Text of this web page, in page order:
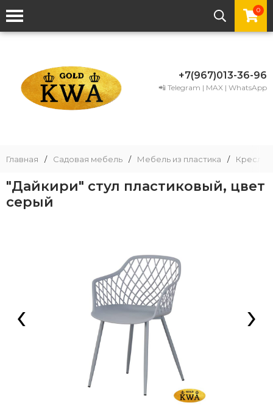
0
+7(967)013-36-96
📲 Telegram | MAX | WhatsApp
Главная / Садовая мебель / Мебель из пластика / Кресла
"Дайкири" стул пластиковый, цвет
серый
‹ ›